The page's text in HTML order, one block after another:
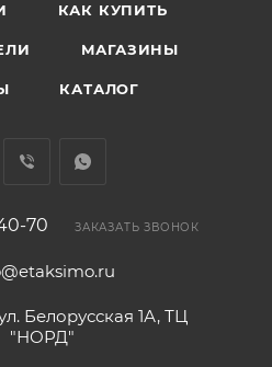
КАК КУПИТЬ
МАГАЗИНЫ
КАТАЛОГ
70 ЗАКАЗАТЬ ЗВОНОК
Белорусская 1А, ТЦ
"НОРД"